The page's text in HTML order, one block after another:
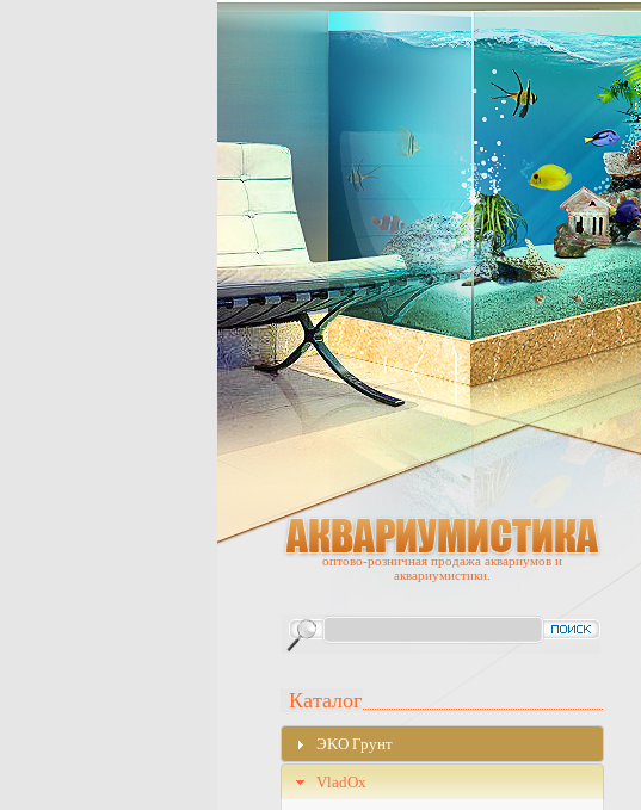
оптово-розничная продажа аквариумов и
аквариумистики.
Каталог
ЭKO Грунт
VladOx